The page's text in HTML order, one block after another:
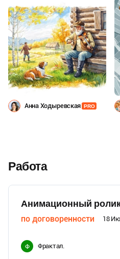
Анна Ходыревская PRO
Работа
Анимационный
по договоренности 18
Ф Фрактал.